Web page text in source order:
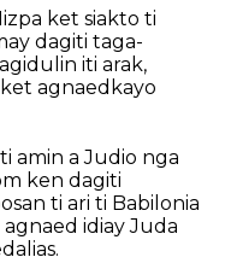
ket siakto ti
dagiti taga-
iti arak,
agnaedkayo
amin a Judio nga
ken dagiti
ti ari ti Babilonia
idiay Juda